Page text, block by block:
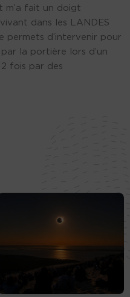
m’a fait un doigt
dans les LANDES
permets d’intervenir pour
la portière lors d’un
fois par des